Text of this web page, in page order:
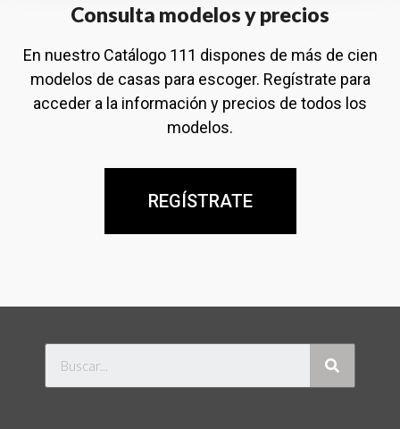
Consulta modelos y precios
En nuestro Catálogo 111 dispones de más de cien
modelos de casas para escoger. Regístrate para
acceder a la información y precios de todos los
modelos.
REGÍSTRATE